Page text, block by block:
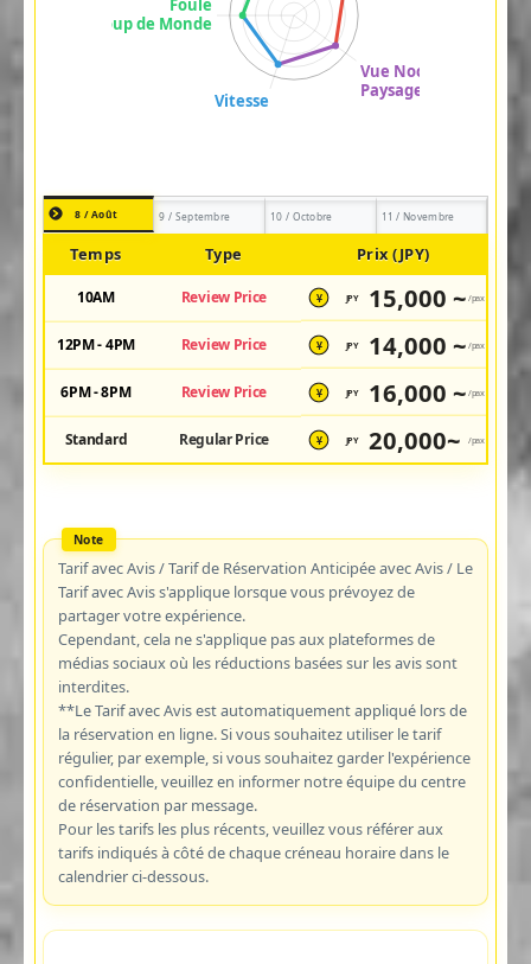
8 / Août 9 / Septembre 10 / Octobre 11 / Novembre
Temps Type Prix (JPY)
10AM Review Price ¥ JPY 15,000 ~ /pax
12PM - 4PM Review Price ¥ JPY 14,000 ~ /pax
6PM - 8PM Review Price ¥ JPY 16,000 ~ /pax
Standard Regular Price ¥ JPY 20,000~ /pax
Tarif avec Avis / Tarif de Réservation Anticipée avec Avis / Le
Tarif avec Avis s'applique lorsque vous prévoyez de
partager votre expérience.
Cependant, cela ne s'applique pas aux plateformes de
médias sociaux où les réductions basées sur les avis sont
interdites.
**Le Tarif avec Avis est automatiquement appliqué lors de
la réservation en ligne. Si vous souhaitez utiliser le tarif
régulier, par exemple, si vous souhaitez garder l'expérience
confidentielle, veuillez en informer notre équipe du centre
de réservation par message.
Pour les tarifs les plus récents, veuillez vous référer aux
tarifs indiqués à côté de chaque créneau horaire dans le
calendrier ci-dessous.